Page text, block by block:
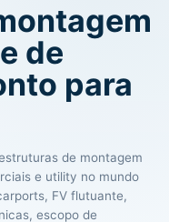
de
para
de montagem
e utility no mundo
FV flutuante,
escopo de